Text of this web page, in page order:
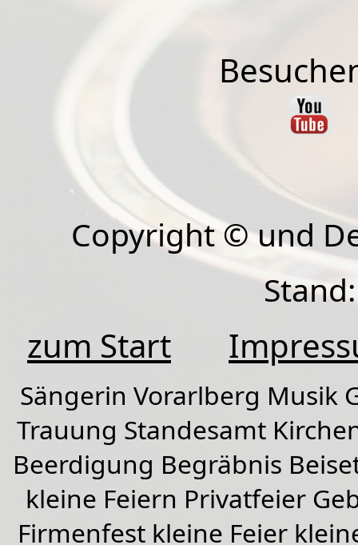
Copyright © und
zum Start
Sängerin Vorarlberg Musik
Trauung Standesamt
Beerdigung Begräbnis
kleine Feiern Privatfeier
Firmenfest kleine Feier